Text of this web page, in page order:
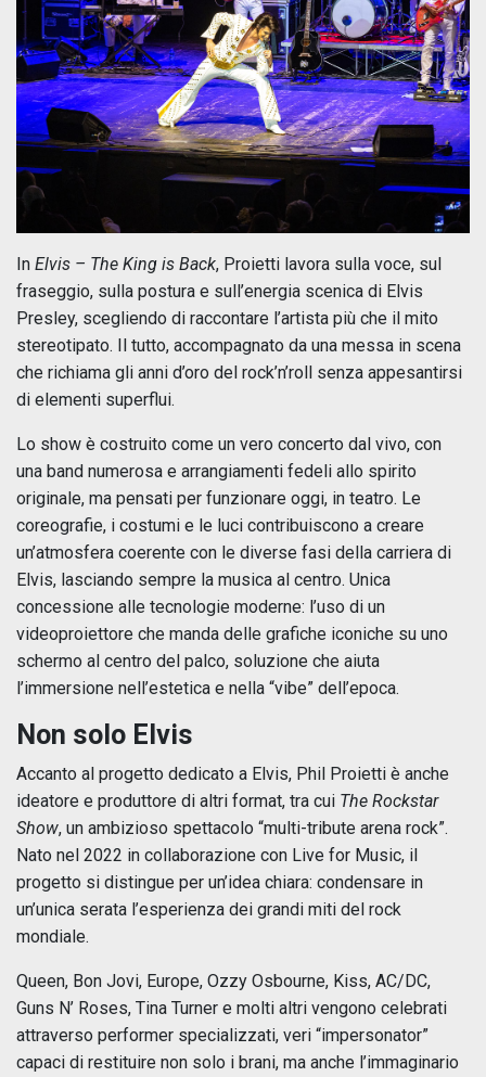
In Elvis – The King is Back, Proietti lavora sulla voce, sul
fraseggio, sulla postura e sull’energia scenica di Elvis
Presley, scegliendo di raccontare l’artista più che il mito
stereotipato. Il tutto, accompagnato da una messa in scena
che richiama gli anni d’oro del rock’n’roll senza appesantirsi
di elementi superflui.
Lo show è costruito come un vero concerto dal vivo, con
una band numerosa e arrangiamenti fedeli allo spirito
originale, ma pensati per funzionare oggi, in teatro. Le
coreografie, i costumi e le luci contribuiscono a creare
un’atmosfera coerente con le diverse fasi della carriera di
Elvis, lasciando sempre la musica al centro. Unica
concessione alle tecnologie moderne: l’uso di un
videoproiettore che manda delle grafiche iconiche su uno
schermo al centro del palco, soluzione che aiuta
l’immersione nell’estetica e nella “vibe” dell’epoca.
Non solo Elvis
Accanto al progetto dedicato a Elvis, Phil Proietti è anche
ideatore e produttore di altri format, tra cui The Rockstar
Show, un ambizioso spettacolo “multi-tribute arena rock”.
Nato nel 2022 in collaborazione con Live for Music, il
progetto si distingue per un’idea chiara: condensare in
un’unica serata l’esperienza dei grandi miti del rock
mondiale.
Queen, Bon Jovi, Europe, Ozzy Osbourne, Kiss, AC/DC,
Guns N’ Roses, Tina Turner e molti altri vengono celebrati
attraverso performer specializzati, veri “impersonator”
capaci di restituire non solo i brani, ma anche l’immaginario